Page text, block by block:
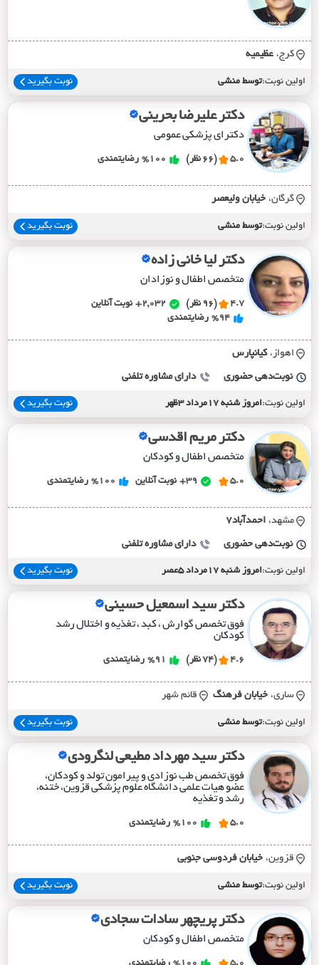
کرج، عظيميه
اولین نوبت:توسط منشی نوبت بگیرید
دکتر علیرضا بحرینی
دکترای پزشکی عمومی
5.0 (66 نظر) %100 رضایتمندی
گرگان، خيابان وليعصر
اولین نوبت:توسط منشی نوبت بگیرید
دکتر لیا خانی زاده
متخصص اطفال و نوزادان
4.7 (96 نظر) 2,032+
نوبت آنلاین
%94 رضایتمندی
اهواز، کيانپارس
نوبت‌دهی حضوری دارای مشاوره تلفنی
اولین نوبت:امروز شنبه 17مرداد 3ظهر نوبت بگیرید
دکتر مریم اقدسی
متخصص اطفال و کودکان
5.0
39+ نوبت آنلاین %100 رضایتمندی
مشهد، احمدآباد7
نوبت‌دهی حضوری دارای مشاوره تلفنی
اولین نوبت:امروز شنبه 17مرداد 5عصر نوبت بگیرید
دکتر سید اسمعیل حسینی
فوق تخصص گوارش ، کبد ، تغذیه و اختلال رشد
کودکان
4.6 (74 نظر) %91 رضایتمندی
ساری، خيابان فرهنگ قائم شهر
اولین نوبت:توسط منشی نوبت بگیرید
دکتر سید مهرداد مطیعی لنگرودی
فوق تخصص طب نوزادی و پیرامون تولد و کودکان،
عضو هیات علمی دانشگاه علوم پزشکی قزوین، ختنه،
رشد و تغذیه
5.0
%100 رضایتمندی
قزوین، خيابان فردوسي جنوبي
اولین نوبت:توسط منشی نوبت بگیرید
دکتر پریچهر سادات سجادی
متخصص اطفال و کودکان